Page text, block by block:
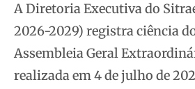
A Diretoria Executiva do
2026-2029) registra ciência
Assembleia Geral
realizada em 4 de julho de